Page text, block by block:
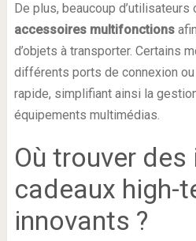
De plus, beaucoup d’utilisateurs
accessoires multifonctions
d’objets à transporter. Certains
différents ports de connexion
rapide, simplifiant ainsi la
équipements multimédias.
Où trouver des
cadeaux high-
innovants ?